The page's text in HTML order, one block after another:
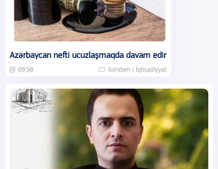
Azərbaycan nefti ucuzlaşmaqda davam edir
09:58 Gündəm / İqtisadiyyat